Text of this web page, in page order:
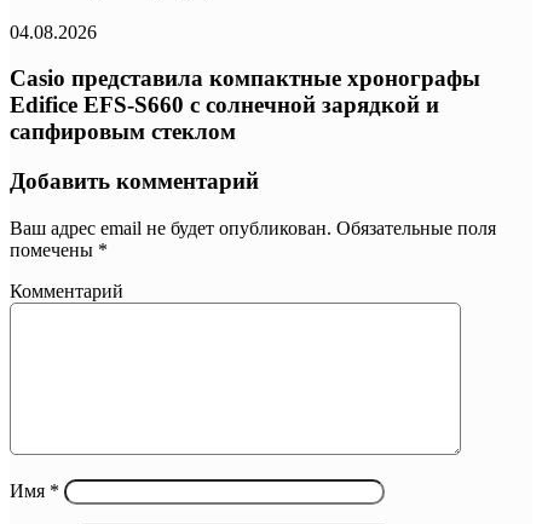
04.08.2026
Casio представила компактные хронографы
Edifice EFS-S660 с солнечной зарядкой и
сапфировым стеклом
Добавить комментарий
Ваш адрес email не будет опубликован. Обязательные поля
помечены *
Комментарий
Имя *